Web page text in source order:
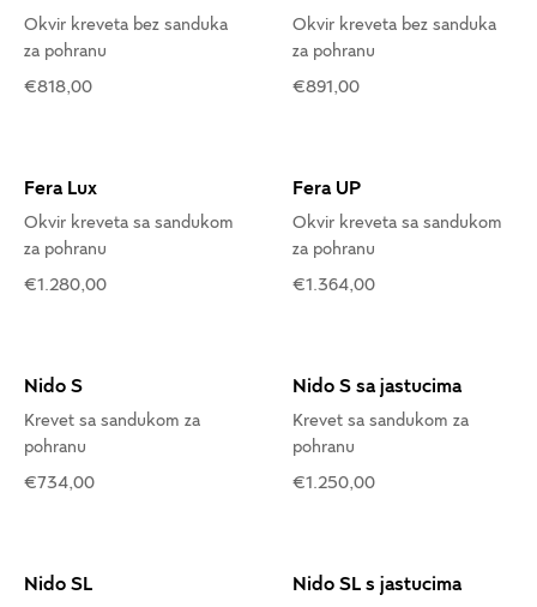
Okvir kreveta bez sanduka
za pohranu
€818,00
Okvir kreveta bez sanduka
za pohranu
€891,00
Fera Lux
Okvir kreveta sa sandukom
za pohranu
€1.280,00
Fera UP
Okvir kreveta sa sandukom
za pohranu
€1.364,00
Nido S
Krevet sa sandukom za
pohranu
€734,00
Nido S sa jastucima
Krevet sa sandukom za
pohranu
€1.250,00
Nido SL Nido SL s jastucima